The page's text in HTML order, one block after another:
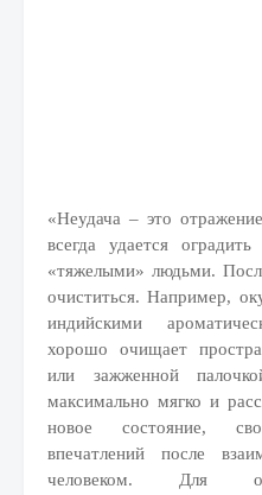
«Неудача – это
всегда удается
«тяжелыми» людьми.
очиститься. Например,
индийскими
хорошо очищает
или зажженной
максимально мягко и
новое состояние,
впечатлений после
человеком. Для